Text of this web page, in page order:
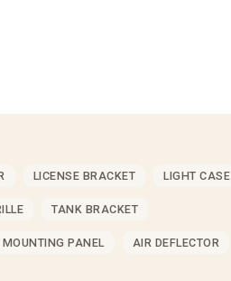
LICENSE BRACKET LIGHT CASE
TANK BRACKET
PANEL AIR DEFLECTOR